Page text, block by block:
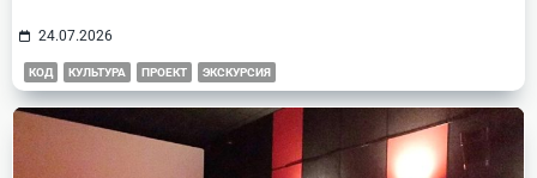
24.07.2026
КОД КУЛЬТУРА ПРОЕКТ ЭКСКУРСИЯ